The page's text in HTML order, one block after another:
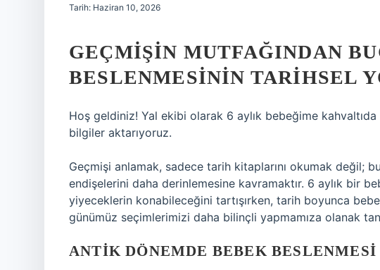
Tarih: Haziran 10, 2026
GEÇMIŞIN MUTFAĞINDAN
BESLENMESININ TARIHSEL
Hoş geldiniz! Yal ekibi olarak 6 aylık bebeğime
bilgiler aktarıyoruz.
Geçmişi anlamak, sadece tarih kitaplarını okumak değil;
endişelerini daha derinlemesine kavramaktır. 6 aylık bir
yiyeceklerin konabileceğini tartışırken, tarih boyunca
günümüz seçimlerimizi daha bilinçli yapmamıza olanak
ANTIK DÖNEMDE BEBEK BESLENMESI